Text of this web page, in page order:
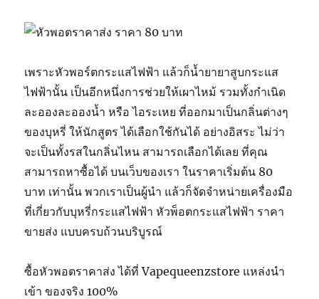
เพราะหัวพอร์ตกระแสไฟฟ้า แล้วก็น้ำยายาสูบกระแส
ไฟฟ้านั้น เป็นอีกหนึ่งการช่วยให้เผาไหม้ รวมทั้งกำเนิด
ละอองละอองน้ำ หรือ ไอระเหย ที่ออกมาเป็นกลิ่นต่างๆ
ของบุหรี่ ให้นักสูตร ได้เลือกใช้กันได้ อย่างอิสระ ไม่ว่า
จะเป็นทั้งรสในกลิ่นไหน สามารถเลือกได้เลย ที่คุณ
สามารถหาซื้อได้ บนเว็บของเรา ในราคาเริ่มต้น 80
บาท เท่านั้น พวกเราเป็นผู้นำ แล้วก็จัดจำหน่ายเครื่องมือ
ที่เกี่ยวกับบุหรี่กระแสไฟฟ้า หัวพ็อตกระแสไฟฟ้า ราคา
ขายส่ง แบบครบถ้วนบริบูรณ์
ซื้อหัวพอตราคาส่ง ได้ที่ Vapequeenzstore แหล่งนำ
เข้า ของจริง 100%